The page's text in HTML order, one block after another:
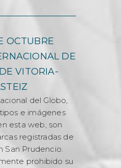
OCTUBRE
DE
VITORIA-
del Globo,
e imágenes
esta web, son
registradas de
San Prudencio.
prohibido su